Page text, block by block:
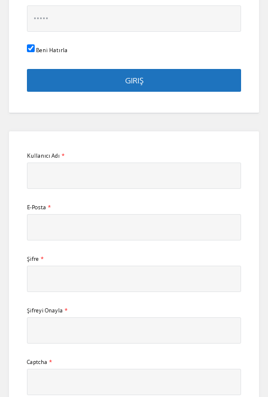
Beni Hatırla
Kullanıcı Adı *
E-Posta *
Şifre *
Şifreyi Onayla *
Captcha *